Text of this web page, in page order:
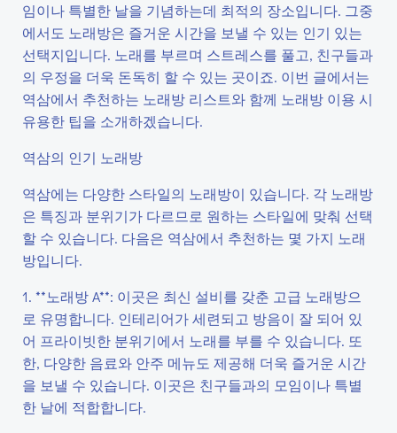
임이나 특별한 날을 기념하는데 최적의 장소입니다. 그중
에서도 노래방은 즐거운 시간을 보낼 수 있는 인기 있는
선택지입니다. 노래를 부르며 스트레스를 풀고, 친구들과
의 우정을 더욱 돈독히 할 수 있는 곳이죠. 이번 글에서는
역삼에서 추천하는 노래방 리스트와 함께 노래방 이용 시
유용한 팁을 소개하겠습니다.
역삼의 인기 노래방
역삼에는 다양한 스타일의 노래방이 있습니다. 각 노래방
은 특징과 분위기가 다르므로 원하는 스타일에 맞춰 선택
할 수 있습니다. 다음은 역삼에서 추천하는 몇 가지 노래
방입니다.
1. **노래방 A**: 이곳은 최신 설비를 갖춘 고급 노래방으
로 유명합니다. 인테리어가 세련되고 방음이 잘 되어 있
어 프라이빗한 분위기에서 노래를 부를 수 있습니다. 또
한, 다양한 음료와 안주 메뉴도 제공해 더욱 즐거운 시간
을 보낼 수 있습니다. 이곳은 친구들과의 모임이나 특별
한 날에 적합합니다.